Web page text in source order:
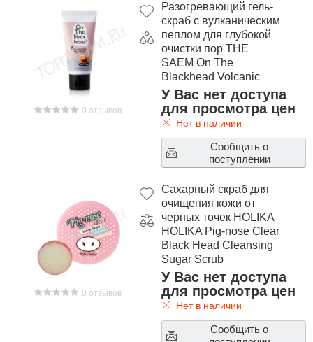
0 отзывов
Разогревающий гель-
скраб с вулканическим
пеплом для глубокой
очистки пор THE
SAEM On The
Blackhead Volcanic
Steam Gel Cleaner
У Вас нет доступа
для просмотра цен
Нет в наличии
Сообщить о
поступлении
0 отзывов
Сахарный скраб для
очищения кожи от
черных точек HOLIKA
HOLIKA Pig-nose Clear
Black Head Cleansing
Sugar Scrub
У Вас нет доступа
для просмотра цен
Нет в наличии
Сообщить о